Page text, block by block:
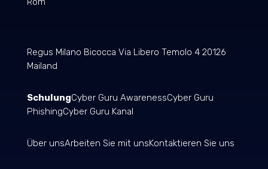
Regus Milano Bicocca Via Libero Temolo 4 20126
Mailand
SchulungCyber Guru AwarenessCyber Guru
PhishingCyber Guru Kanal
Über unsArbeiten Sie mit unsKontaktieren Sie uns